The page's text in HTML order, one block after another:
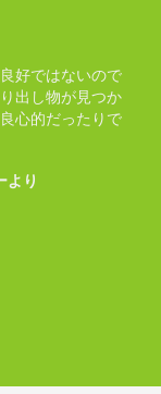
好ではないので
出し物が見つか
心的だったりで
より